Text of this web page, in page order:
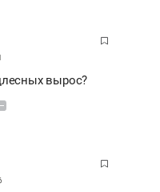
вырос?